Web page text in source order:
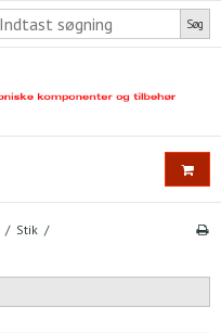
Søg
/ Stik /